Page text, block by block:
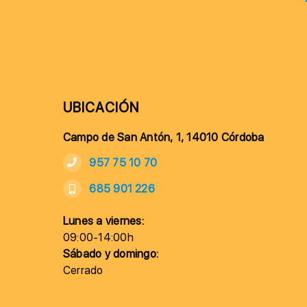
UBICACIÓN
Campo de San Antón, 1, 14010 Córdoba
957 75 10 70
685 901 226
Lunes a viernes:
09:00-14:00h
Sábado y domingo:
Cerrado